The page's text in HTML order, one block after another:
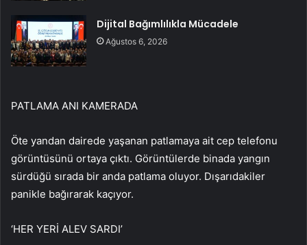
Dijital Bağımlılıkla Mücadele
Ağustos 6, 2026
PATLAMA ANI KAMERADA
Öte yandan dairede yaşanan patlamaya ait cep telefonu
görüntüsünü ortaya çıktı. Görüntülerde binada yangın
sürdüğü sırada bir anda patlama oluyor. Dışarıdakiler
panikle bağırarak kaçıyor.
‘HER YERİ ALEV SARDI’